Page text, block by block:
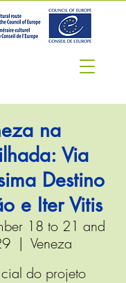
na
Via
Destino
e Iter Vitis
18 to 21 and
  |
Veneza
do projeto